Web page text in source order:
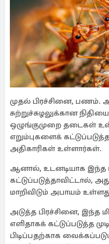
முதல் பிரச்சினை, பணம்.
சுற்றுச்சுழலுக்கான
ஒழுங்குமுறை தடைகள்
எறும்புகளைக்
அதிகாரிகள் உள்ளார்கள்.
ஆனால், உடனடியாக இந்த
கட்டுப்படுத்தாவிட்டால்,
மாறிவிடும் அபாயம்
அடுத்த பிரச்சினை, இந்த
எளிதாகக் கட்டுப்படுத்த
பிடிப்பதற்காக